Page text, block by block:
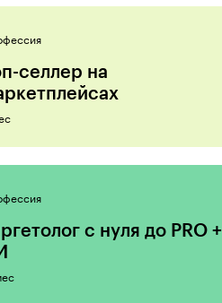
селлер на
с нуля до PRO +